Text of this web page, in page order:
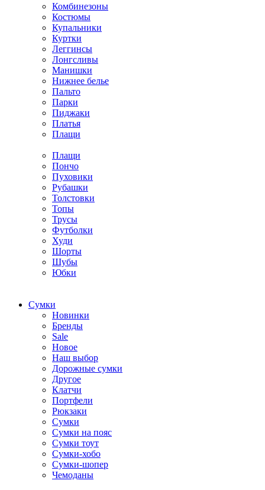
Комбинезоны
Костюмы
Купальники
Куртки
Леггинсы
Лонгсливы
Манишки
Нижнее белье
Пальто
Парки
Пиджаки
Платья
Плащи
Плащи
Пончо
Пуховики
Рубашки
Толстовки
Топы
Трусы
Футболки
Худи
Шорты
Шубы
Юбки
Cумки
Новинки
Бренды
Sale
Новое
Наш выбор
Дорожные сумки
Другое
Клатчи
Портфели
Рюкзаки
Сумки
Сумки на пояс
Сумки тоут
Сумки-хобо
Сумки-шопер
Чемоданы